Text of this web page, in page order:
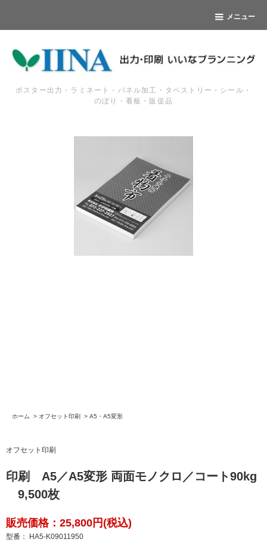
メニュー
ポスター出力・ラミネート・パネル加工・タペストリー・シール・
のぼり・看板・販促品
ホーム > オフセット印刷 > A5・A5変形
オフセット印刷
印刷 A5／A5変形 両面モノクロ／コート90kg
9,500枚
販売価格：25,800円(税込)
型番： HA5-K09011950